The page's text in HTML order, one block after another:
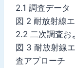
2.1 調査データ
図 2 耐放射線
2.2 二次調査お
図 3 耐放射線
査アプローチ